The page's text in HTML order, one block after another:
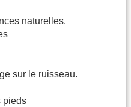
naturelles.
sur le ruisseau.
pieds